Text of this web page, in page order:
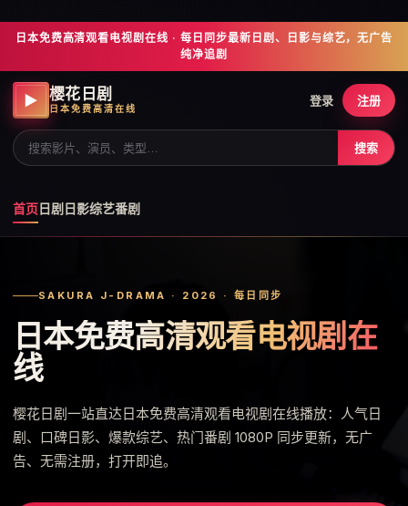
日本免费高清观看电视剧在线 · 每日同步最新日剧、日影与综艺，无广告
纯净追剧
▶ 樱花日剧
日本免费高清在线
首页日剧 日影综艺番剧
搜索
登录 注册
SAKURA J-DRAMA · 2026 · 每日同步
日本免费高清观看电视剧在
线
樱花日剧一站直达日本免费高清观看电视剧在线播放：人气日
剧、口碑日影、爆款综艺、热门番剧 1080P 同步更新，无广
告、无需注册，打开即追。